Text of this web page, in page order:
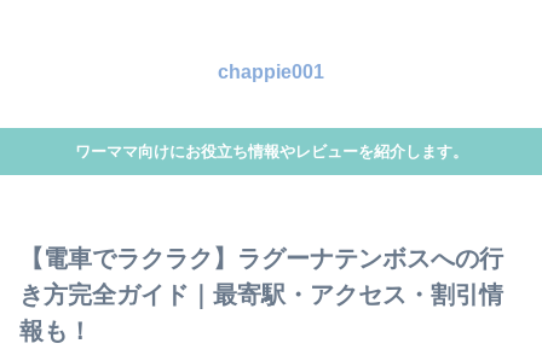
chappie001
ワーママ向けにお役立ち情報やレビューを紹介します。
【電車でラクラク】ラグーナテンボスへの行
き方完全ガイド｜最寄駅・アクセス・割引情
報も！